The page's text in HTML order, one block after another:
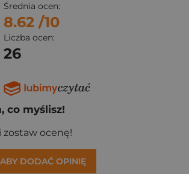
Średnia ocen:
8.62 /10
Liczba ocen:
26
co myślisz!
ocenę!
DODAĆ OPINIĘ